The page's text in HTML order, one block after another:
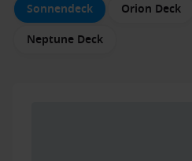
Sonnendeck Orion Deck
Neptune Deck